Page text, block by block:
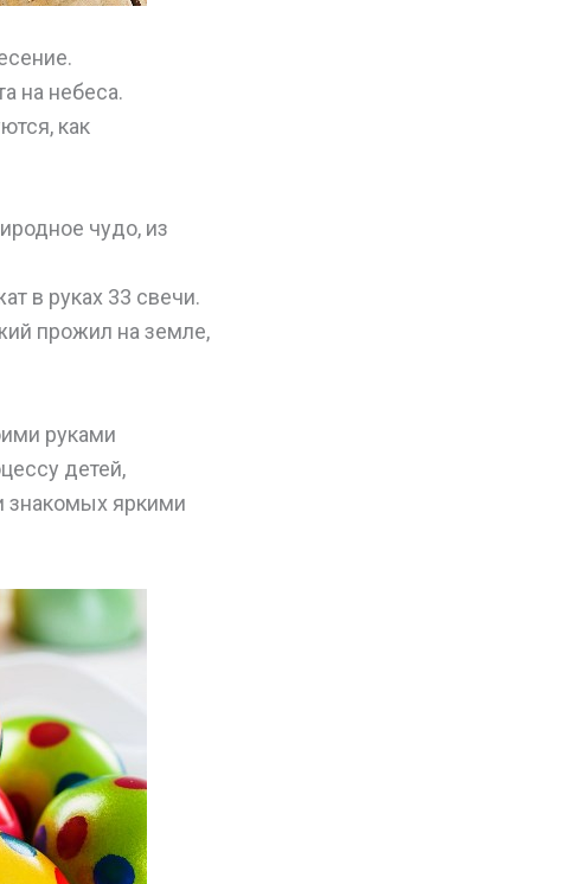
на небеса.
как
чудо, из
в руках 33 свечи.
прожил на земле,
руками
детей,
знакомых яркими